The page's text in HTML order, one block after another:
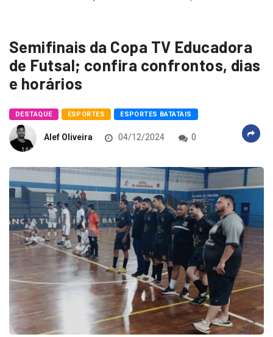
Semifinais da Copa TV Educadora
de Futsal; confira confrontos, dias
e horários
DESTAQUE ESPORTES ESPORTES BATATAIS
Alef Oliveira 04/12/2024 0